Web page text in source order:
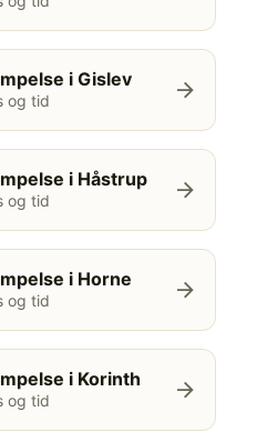
i Gislev
og tid arrow_forward
i Håstrup
og tid arrow_forward
i Horne
og tid arrow_forward
i Korinth
og tid arrow_forward